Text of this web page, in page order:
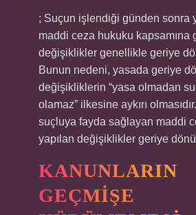
; Suçun işlendiği günden sonra
maddi ceza hukuku kapsamına
değişiklikler genellikle geriye
Bunun nedeni, yasada geriye
değişikliklerin “yasa olmadan
olamaz” ilkesine aykırı
suçluya fayda sağlayan maddi
yapılan değişiklikler geriye
KANUNLARIN
GEÇMIŞE